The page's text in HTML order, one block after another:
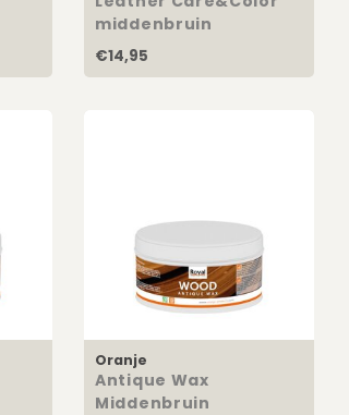
middenbruin
€14,95
Oranje
Antique Wax
Middenbruin